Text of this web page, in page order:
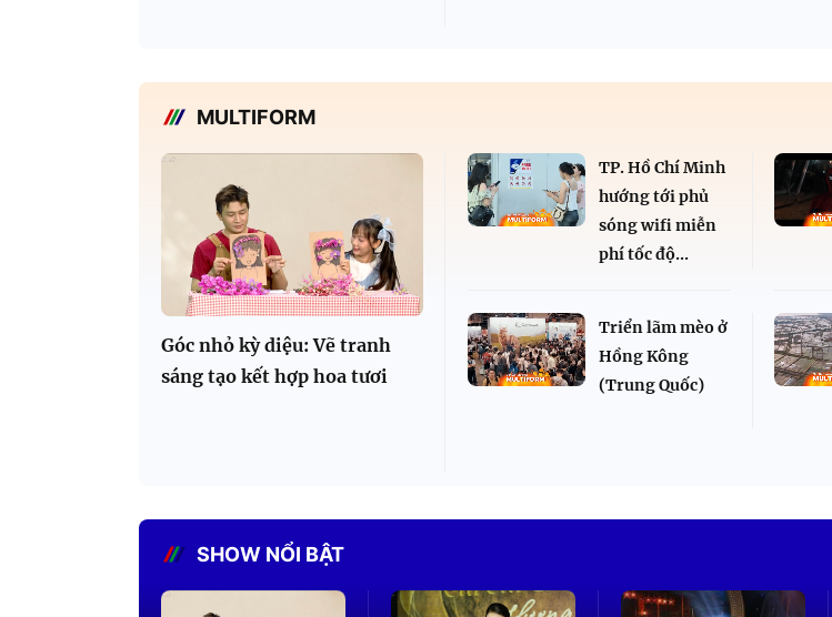
MULTIFORM
Góc nhỏ kỳ diệu: Vẽ tranh
sáng tạo kết hợp hoa tươi
TP. Hồ Chí Minh
hướng tới phủ
sóng wifi miễn
phí tốc độ...
Triển lãm mèo ở
Hồng Kông
(Trung Quốc)
SHOW NỔI BẬT